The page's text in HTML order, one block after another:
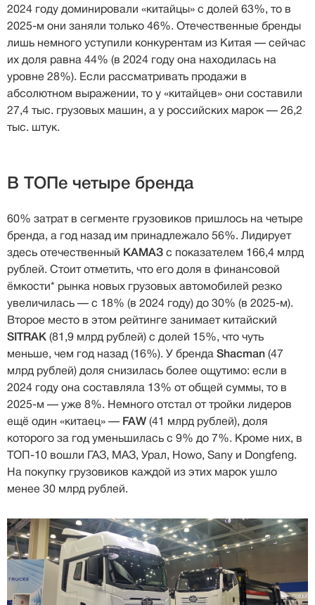
2024 году доминировали «китайцы» с долей 63%, то в
2025-м они заняли только 46%. Отечественные бренды
лишь немного уступили конкурентам из Китая — сейчас
их доля равна 44% (в 2024 году она находилась на
уровне 28%). Если рассматривать продажи в
абсолютном выражении, то у «китайцев» они составили
27,4 тыс. грузовых машин, а у российских марок — 26,2
тыс. штук.
В ТОПе четыре бренда
60% затрат в сегменте грузовиков пришлось на четыре
бренда, а год назад им принадлежало 56%. Лидирует
здесь отечественный КАМАЗ с показателем 166,4 млрд
рублей. Стоит отметить, что его доля в финансовой
ёмкости* рынка новых грузовых автомобилей резко
увеличилась — с 18% (в 2024 году) до 30% (в 2025-м).
Второе место в этом рейтинге занимает китайский
SITRAK (81,9 млрд рублей) с долей 15%, что чуть
меньше, чем год назад (16%). У бренда Shacman (47
млрд рублей) доля снизилась более ощутимо: если в
2024 году она составляла 13% от общей суммы, то в
2025-м — уже 8%. Немного отстал от тройки лидеров
ещё один «китаец» — FAW (41 млрд рублей), доля
которого за год уменьшилась с 9% до 7%. Кроме них, в
ТОП-10 вошли ГАЗ, МАЗ, Урал, Howo, Sany и Dongfeng.
На покупку грузовиков каждой из этих марок ушло
менее 30 млрд рублей.